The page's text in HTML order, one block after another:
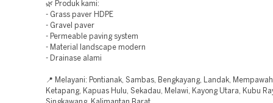
🌿 Produk kami:
- Grass paver HDPE
- Gravel paver
- Permeable paving system
- Material landscape modern
- Drainase alami
📍 Melayani: Pontianak, Sambas, Bengkayang, Landak,
Ketapang, Kapuas Hulu, Sekadau, Melawi, Kayong Utara, Kubu